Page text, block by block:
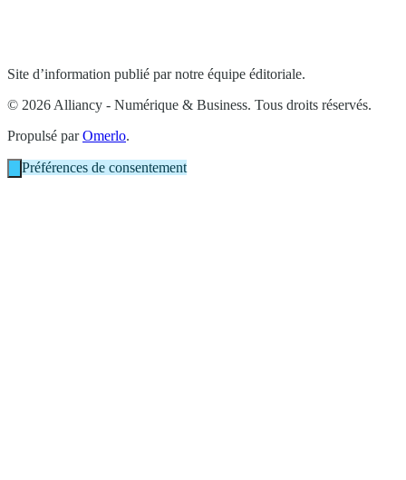
Site d’information publié par notre équipe éditoriale.
© 2026 Alliancy - Numérique & Business. Tous droits réservés.
Propulsé parOmerlo.
Préférences de consentement